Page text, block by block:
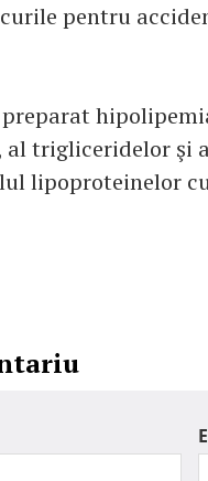
pentru
preparat
trigliceridelor şi
lipoproteinelor